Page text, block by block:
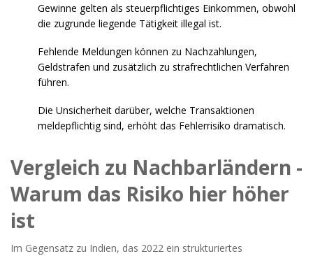
Gewinne gelten als steuerpflichtiges Einkommen, obwohl
die zugrunde liegende Tätigkeit illegal ist.
Fehlende Meldungen können zu Nachzahlungen,
Geldstrafen und zusätzlich zu strafrechtlichen Verfahren
führen.
Die Unsicherheit darüber, welche Transaktionen
meldepflichtig sind, erhöht das Fehlerrisiko dramatisch.
Vergleich zu Nachbarländern -
Warum das Risiko hier höher
ist
Im Gegensatz zu Indien, das 2022 ein strukturiertes